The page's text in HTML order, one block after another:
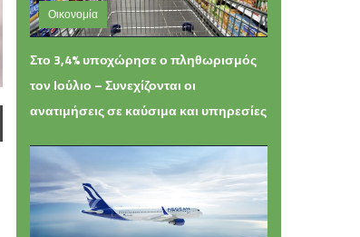
Οικονομία
Παρασκευή 07 Αυγούστου 2026 14:33
Στο 3,4% υποχώρησε ο πληθωρισμός
τον Ιούλιο – Συνεχίζονται οι
ανατιμήσεις σε καύσιμα και υπηρεσίες